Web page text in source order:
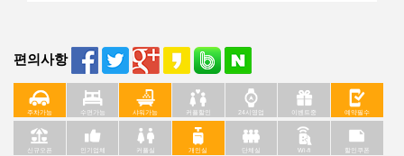
편의사항
주차가능 수면가능 샤워가능 커플할인 24시영업 이벤트중 예약필수
신규오픈 인기업체 커플실 개인실 단체실 Wi-fi 할인쿠폰